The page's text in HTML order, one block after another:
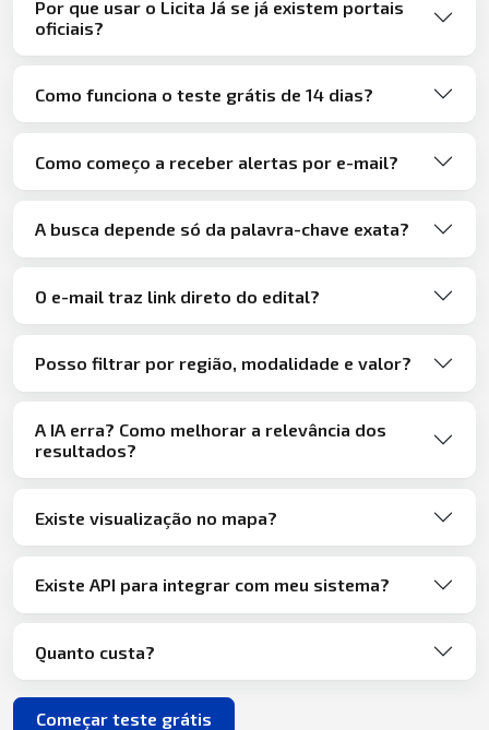
Por que usar o Licita Já se já existem portais
oficiais?
Como funciona o teste grátis de 14 dias?
Como começo a receber alertas por e-mail?
A busca depende só da palavra-chave exata?
O e-mail traz link direto do edital?
Posso filtrar por região, modalidade e valor?
A IA erra? Como melhorar a relevância dos
resultados?
Existe visualização no mapa?
Existe API para integrar com meu sistema?
Quanto custa?
Começar teste grátis